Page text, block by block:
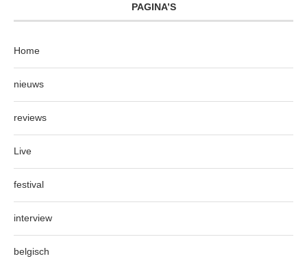
PAGINA’S
Home
nieuws
reviews
Live
festival
interview
belgisch